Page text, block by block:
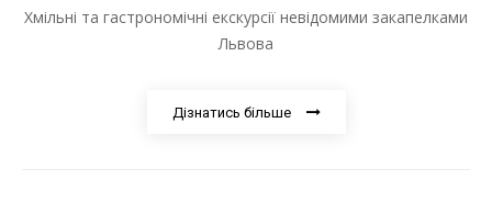
Хмільні та гастрономічні екскурсії невідомими закапелками
Львова
Дізнатись більше